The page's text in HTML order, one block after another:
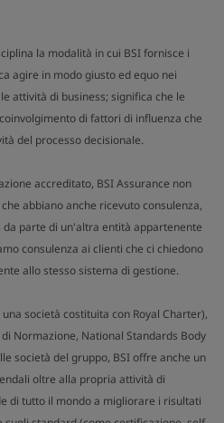
la modalità in cui BSI fornisce i
agire in modo giusto ed equo nei
attività di business; significa che le
di fattori di influenza che
del processo decisionale.
accreditato, BSI Assurance non
abbiano anche ricevuto consulenza,
parte di un'altra entità appartenente
consulenza ai clienti che ci chiedono
allo stesso sistema di gestione.
società costituita con Royal Charter),
Normazione, National Standards Body
società del gruppo, BSI offre anche un
oltre alla propria attività di
di tutto il mondo a migliorare i risultati